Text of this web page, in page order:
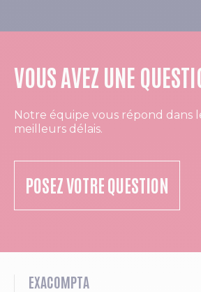
VOUS AVEZ UNE
Notre équipe vous répond dans
meilleurs délais.
POSEZ VOTRE QUESTION
EXACOMPTA